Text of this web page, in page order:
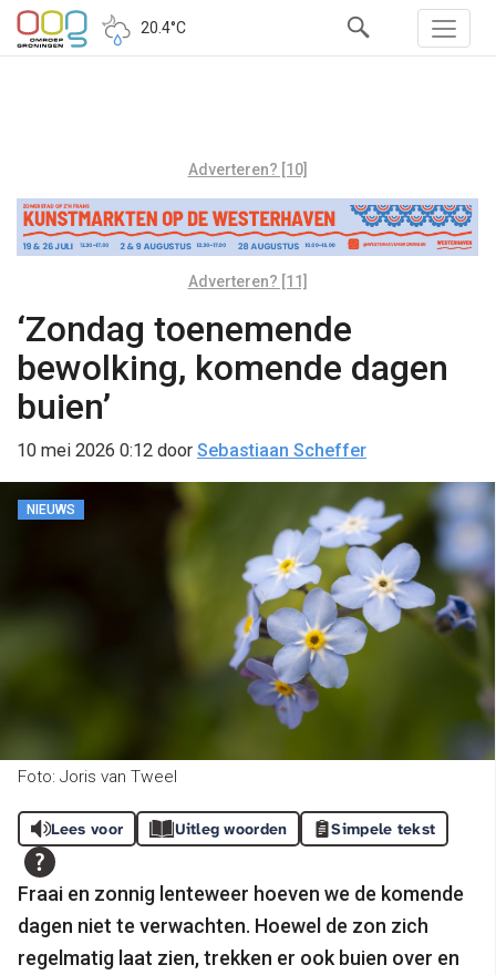
20.4°C
Adverteren? [10]
Adverteren? [11]
‘Zondag toenemende
bewolking, komende dagen
buien’
10 mei 2026 0:12 door Sebastiaan Scheffer
NIEUWS
Foto: Joris van Tweel
Lees voor Uitleg woorden Simpele tekst
Fraai en zonnig lenteweer hoeven we de komende
dagen niet te verwachten. Hoewel de zon zich
regelmatig laat zien, trekken er ook buien over en